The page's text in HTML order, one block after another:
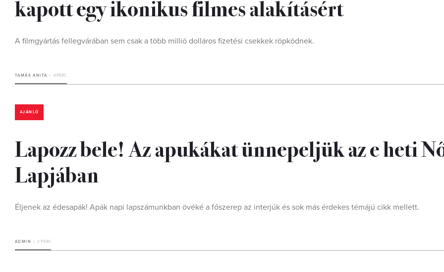
kapott egy ikonikus filmes alakításért
A filmgyártás fellegvárában sem csak a több millió dolláros fizetési csekkek röpködnek.
TAMÁS ANITA 4 PERC
AJÁNLÓ
Lapozz bele! Az apukákat ünnepeljük az e heti
Lapjában
Éljenek az édesapák! Apák napi lapszámunkban övéké a főszerep az interjúk és sok más érdekes témájú cikk mellett.
ADMIN 2 PERC